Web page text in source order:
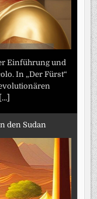
Einführung und
In „Der Fürst“
[...]
den Sudan